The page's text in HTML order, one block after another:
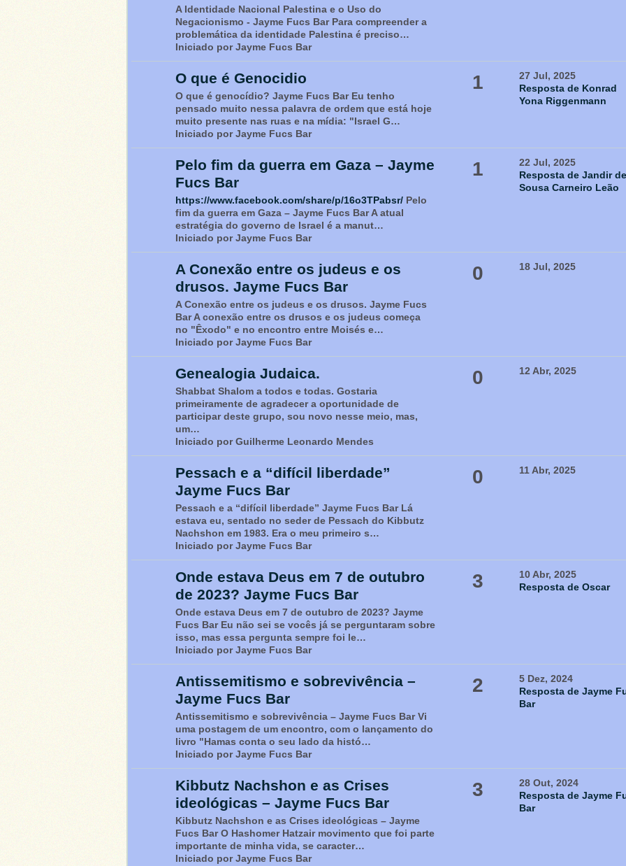
A Identidade Nacional Palestina e o Uso do
Negacionismo - Jayme Fucs Bar Para compreender a
problemática da identidade Palestina é preciso…
Iniciado por Jayme Fucs Bar
O que é Genocidio
O que é genocídio? Jayme Fucs Bar Eu tenho
pensado muito nessa palavra de ordem que está hoje
muito presente nas ruas e na mídia: "Israel G…
Iniciado por Jayme Fucs Bar
1
27 Jul, 2025
Resposta de Konrad
Yona Riggenmann
Pelo fim da guerra em Gaza – Jayme
Fucs Bar
https://www.facebook.com/share/p/16o3TPabsr/ Pelo
fim da guerra em Gaza – Jayme Fucs Bar A atual
estratégia do governo de Israel é a manut…
Iniciado por Jayme Fucs Bar
1
22 Jul, 2025
Resposta de Jandir de
Sousa Carneiro Leão
A Conexão entre os judeus e os
drusos. Jayme Fucs Bar
A Conexão entre os judeus e os drusos. Jayme Fucs
Bar A conexão entre os drusos e os judeus começa
no "Êxodo" e no encontro entre Moisés e…
Iniciado por Jayme Fucs Bar
0 18 Jul, 2025
Genealogia Judaica.
Shabbat Shalom a todos e todas. Gostaria
primeiramente de agradecer a oportunidade de
participar deste grupo, sou novo nesse meio, mas,
um…
Iniciado por Guilherme Leonardo Mendes
0 12 Abr, 2025
Pessach e a “difícil liberdade”
Jayme Fucs Bar
Pessach e a “difícil liberdade” Jayme Fucs Bar Lá
estava eu, sentado no seder de Pessach do Kibbutz
Nachshon em 1983. Era o meu primeiro s…
Iniciado por Jayme Fucs Bar
0 11 Abr, 2025
Onde estava Deus em 7 de outubro
de 2023? Jayme Fucs Bar
Onde estava Deus em 7 de outubro de 2023? Jayme
Fucs Bar Eu não sei se vocês já se perguntaram sobre
isso, mas essa pergunta sempre foi le…
Iniciado por Jayme Fucs Bar
3
10 Abr, 2025
Resposta de Oscar
Antissemitismo e sobrevivência –
Jayme Fucs Bar
Antissemitismo e sobrevivência – Jayme Fucs Bar Vi
uma postagem de um encontro, com o lançamento do
livro "Hamas conta o seu lado da histó…
Iniciado por Jayme Fucs Bar
2
5 Dez, 2024
Resposta de Jayme
Bar
Kibbutz Nachshon e as Crises
ideológicas – Jayme Fucs Bar
Kibbutz Nachshon e as Crises ideológicas – Jayme
Fucs Bar O Hashomer Hatzair movimento que foi parte
importante de minha vida, se caracter…
Iniciado por Jayme Fucs Bar
3
28 Out, 2024
Resposta de Jayme
Bar